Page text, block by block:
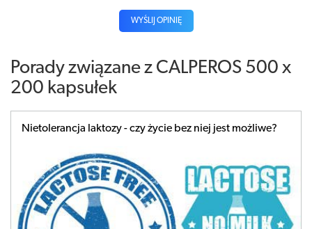
WYŚLIJ OPINIĘ
Porady związane z CALPEROS 500 x
200 kapsułek
Nietolerancja laktozy - czy życie bez niej jest możliwe?